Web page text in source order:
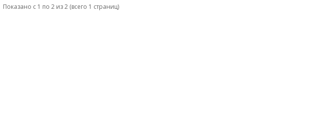
Показано с 1 по 2 из 2 (всего 1 страниц)